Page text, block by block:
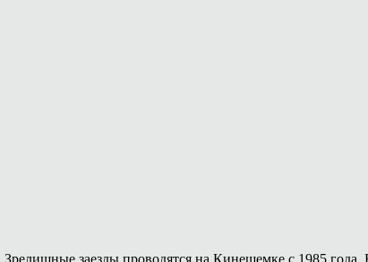
заезды проводятся на Кинешемке с 1985 года.